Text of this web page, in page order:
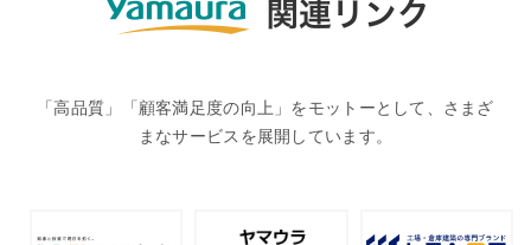
「高品質」「顧客満足度の向上」をモットーとして、さまざ
まなサービスを展開しています。